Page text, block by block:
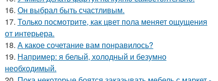
16. Он выбрал быть счастливым.
17. Только посмотрите, как цвет пола меняет ощущения
от интерьера.
18. А какое сочетание вам понравилось?
19. Например: я белый, холодный и безумно
необходимый.